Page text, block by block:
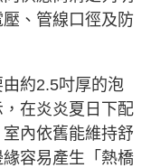
、管線口徑及防
約2.5吋厚的泡
在炎炎夏日下配
內依舊能維持舒
容易產生「熱橋